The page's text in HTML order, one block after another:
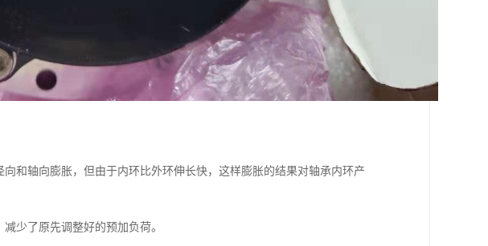
和轴向膨胀，但由于内环比外环伸长快，这样膨胀的结果对轴承内环产
少了原先调整好的预加负荷。